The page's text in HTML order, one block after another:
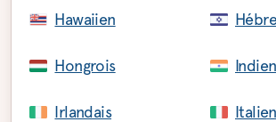
Hawaiien
Hongrois Indien
Irlandais Italien